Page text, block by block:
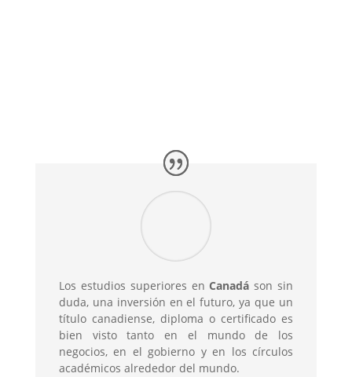
Los estudios superiores en Canadá son sin
duda, una inversión en el futuro, ya que un
título canadiense, diploma o certificado es
bien visto tanto en el mundo de los
negocios, en el gobierno y en los círculos
académicos alrededor del mundo.